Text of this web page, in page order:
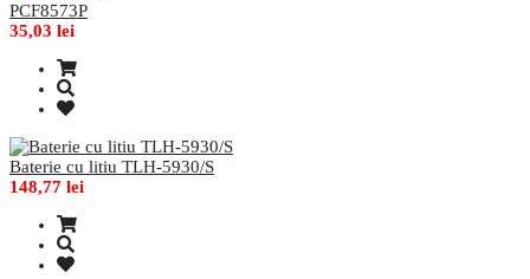
PCF8573P
35,03 lei
Baterie cu litiu TLH-5930/S
148,77 lei